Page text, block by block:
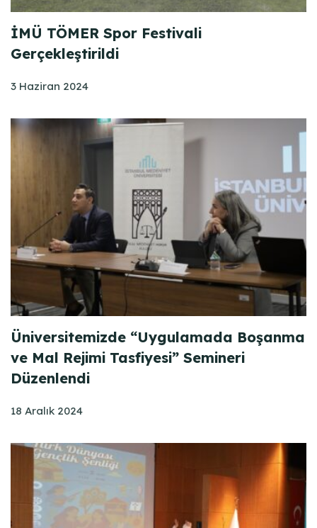
İMÜ TÖMER Spor Festivali
Gerçekleştirildi
3 Haziran 2024
Üniversitemizde “Uygulamada Boşanma
ve Mal Rejimi Tasfiyesi” Semineri
Düzenlendi
18 Aralık 2024